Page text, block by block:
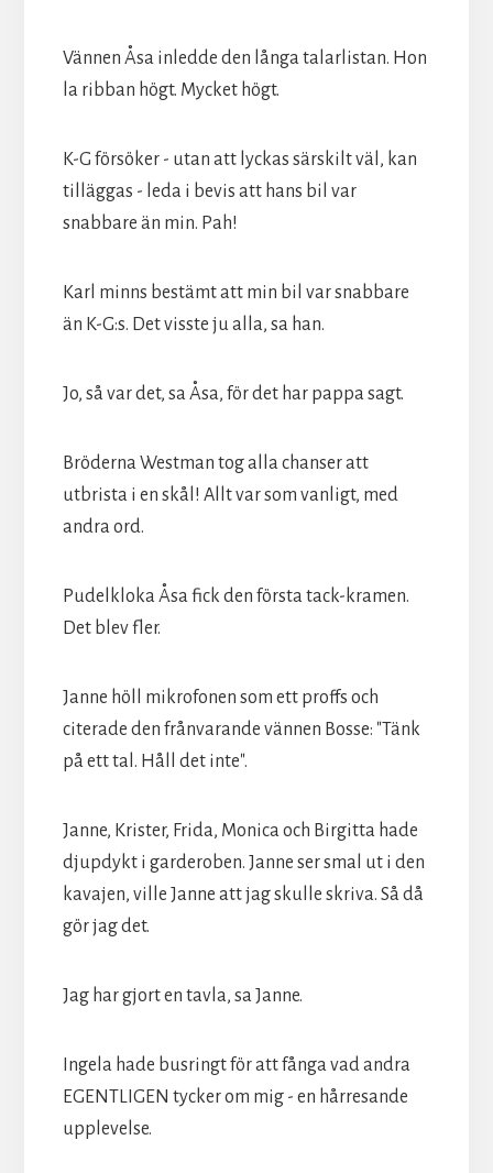
Vännen Åsa inledde den långa talarlistan. Hon
la ribban högt. Mycket högt.
K-G försöker - utan att lyckas särskilt väl, kan
tilläggas - leda i bevis att hans bil var
snabbare än min. Pah!
Karl minns bestämt att min bil var snabbare
än K-G:s. Det visste ju alla, sa han.
Jo, så var det, sa Åsa, för det har pappa sagt.
Bröderna Westman tog alla chanser att
utbrista i en skål! Allt var som vanligt, med
andra ord.
Pudelkloka Åsa fick den första tack-kramen.
Det blev fler.
Janne höll mikrofonen som ett proffs och
citerade den frånvarande vännen Bosse: "Tänk
på ett tal. Håll det inte".
Janne, Krister, Frida, Monica och Birgitta hade
djupdykt i garderoben. Janne ser smal ut i den
kavajen, ville Janne att jag skulle skriva. Så då
gör jag det.
Jag har gjort en tavla, sa Janne.
Ingela hade busringt för att fånga vad andra
EGENTLIGEN tycker om mig - en hårresande
upplevelse.